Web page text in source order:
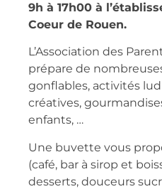
9h à 17h00 à
Coeur de Rouen.
L’Association des
prépare de
gonflables, activités
créatives,
enfants, …
Une buvette vous
(café, bar à sirop et
desserts, douceurs